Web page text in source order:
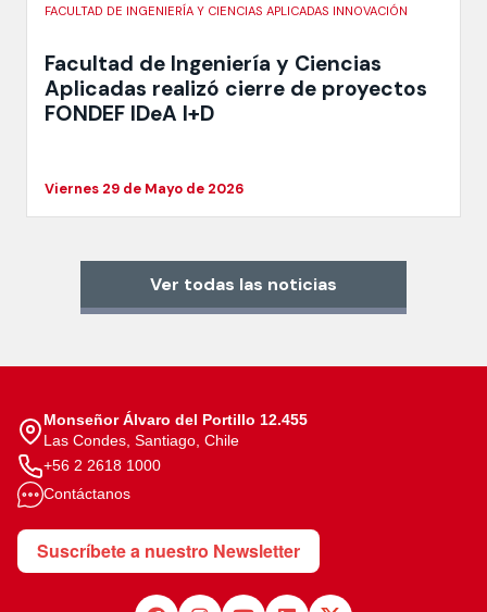
FACULTAD DE INGENIERÍA Y CIENCIAS APLICADAS INNOVACIÓN
Facultad de Ingeniería y Ciencias
Aplicadas realizó cierre de proyectos
FONDEF IDeA I+D
Viernes 29 de Mayo de 2026
Ver todas las noticias
Monseñor Álvaro del Portillo 12.455
Las Condes, Santiago, Chile
+56 2 2618 1000
Contáctanos
Suscríbete a nuestro Newsletter